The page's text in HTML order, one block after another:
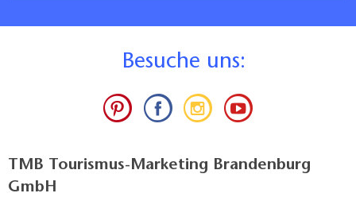
Besuche uns:
TMB Tourismus-Marketing Brandenburg
GmbH